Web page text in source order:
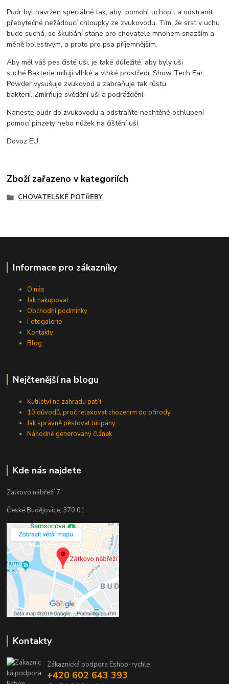
Pudr byl navržen speciálně tak, abypomohl uchopit a odstranit
přebytečné nežádoucí chloupky ze zvukovodu. Tím, že srst v uchu
bude suchá, se škubání stane pro chovatele mnohem snazším a
méně bolestivým, a proto pro psa příjemnějším.
Aby měl váš pes čisté uši, je také důležité, aby byly uši
suché.Bakterie milují vlhké a vlhké prostředí. Show Tech Ear
Powder vysušuje zvukovod a zabraňuje tak růstu
bakterií. Zmírňuje svědění uší a podráždění.
Naneste pudr do zvukovodu a odstraňte nechtěné ochlupení
pomocí pinzety nebo nůžek na číštění uší.
Dovoz EU.
Zboží zařazeno v kategoriích
CHOVATELSKÉ POTŘEBY
Informace pro zákazníky
O nás
Jak nakupovat
Obchodní podmínky
Fotogalerie
Kontakty
Blog
Nejčtenější na blogu
Kutilství na zahradu patří
10 důvodů, proč relaxovat chozením do přírody
Jak správně pěstovat tulipány
Náhodně generovaný článek
Kde nás najdete
Zátkovo nábřeží 7
České Budějovice, 370 01
Kontakty
Zákaznická podpora Eshop-rychle
+420 602 643 393